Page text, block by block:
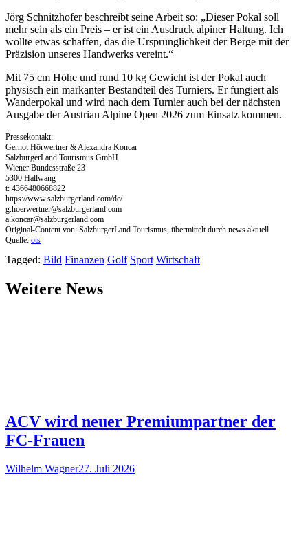
Jörg Schnitzhofer beschreibt seine Arbeit so: „Dieser Pokal soll
mehr sein als ein Preis – er ist ein Ausdruck alpiner Haltung. Ich
wollte etwas schaffen, das die Ursprünglichkeit der Berge mit der
Präzision unseres Handwerks vereint.“
Mit 75 cm Höhe und rund 10 kg Gewicht ist der Pokal auch
physisch ein markanter Bestandteil des Turniers. Er fungiert als
Wanderpokal und wird nach dem Turnier auch bei der nächsten
Ausgabe der Austrian Alpine Open 2026 zum Einsatz kommen.
Pressekontakt:
Gernot Hörwertner & Alexandra Koncar
SalzburgerLand Tourismus GmbH
Wiener Bundesstraße 23
5300 Hallwang
t: 4366480668822
https://www.salzburgerland.com/de/
g.hoerwertner@salzburgerland.com
a.koncar@salzburgerland.com
Original-Content von: SalzburgerLand Tourismus, übermittelt durch news aktuell
Quelle: ots
Tagged: Bild Finanzen Golf Sport Wirtschaft
Weitere News
ACV wird neuer Premiumpartner der
FC-Frauen
Wilhelm Wagner27. Juli 2026